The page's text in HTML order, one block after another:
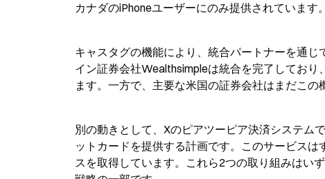
カナダのiPhoneユーザーにのみ提供されています。
キャスタグの機能により、統合パートナーを通
イン証券会社Wealthsimpleは統合を完了してお
ます。一方で、主要な米国の証券会社はまだこの
別の動きとして、Xのピアツーピア決済システム
ットカードを提供する計画です。このサービス
スを取得しています。これら2つの取り組みはい